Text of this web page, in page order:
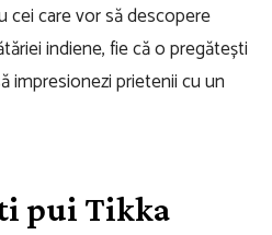
cei care vor să descopere
indiene, fie că o pregătești
impresionezi prietenii cu un
pui Tikka